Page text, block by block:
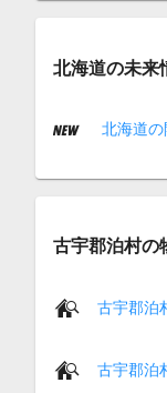
北海道の未来
北海道の
古宇郡泊村の
古宇郡泊
古宇郡泊